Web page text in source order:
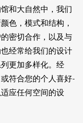
和大自然中，我们
色，模式和结构，
密切合作，以及与
经常给我们的设计
更加多样化。经
符合您的个人喜好-
应任何空间的设